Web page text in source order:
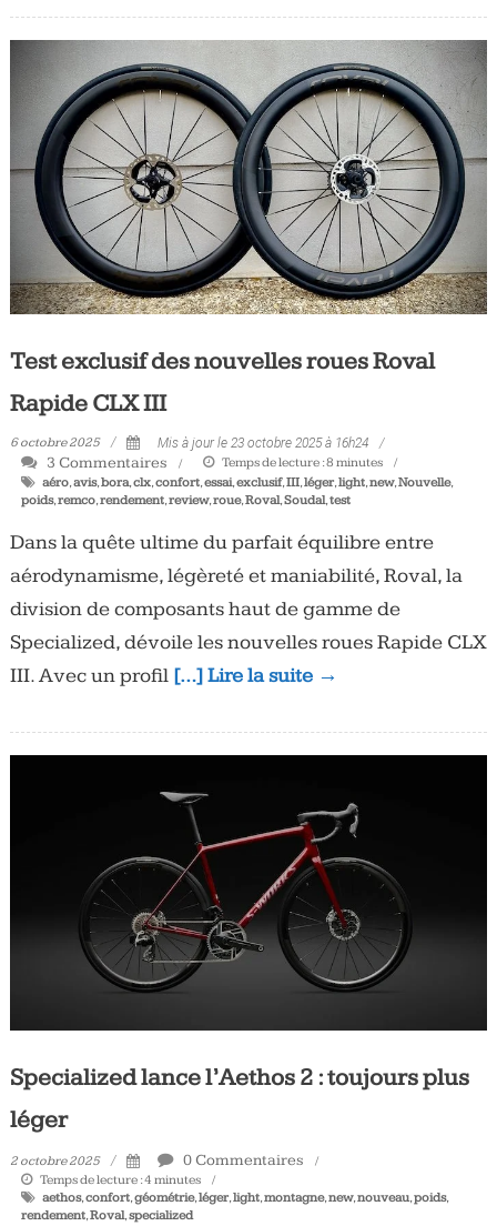
Test exclusif des nouvelles roues Roval
Rapide CLX III
6 octobre 2025 Mis à jour le 23 octobre 2025 à 16h24
3 Commentaires Temps de lecture :8 minutes
aéro,avis,bora,clx,confort,essai,exclusif,III,léger,light,new,Nouvelle,
poids,remco,rendement,review,roue,Roval,Soudal,test
Dans la quête ultime du parfait équilibre entre
aérodynamisme, légèreté et maniabilité, Roval, la
division de composants haut de gamme de
Specialized, dévoile les nouvelles roues Rapide CLX
III. Avec un profil […] Lire la suite →
Specialized lance l’Aethos 2 : toujours plus
léger
2 octobre 2025 0 Commentaires
Temps de lecture :4 minutes
aethos,confort,géométrie,léger,light,montagne,new,nouveau,poids,
rendement,Roval,specialized